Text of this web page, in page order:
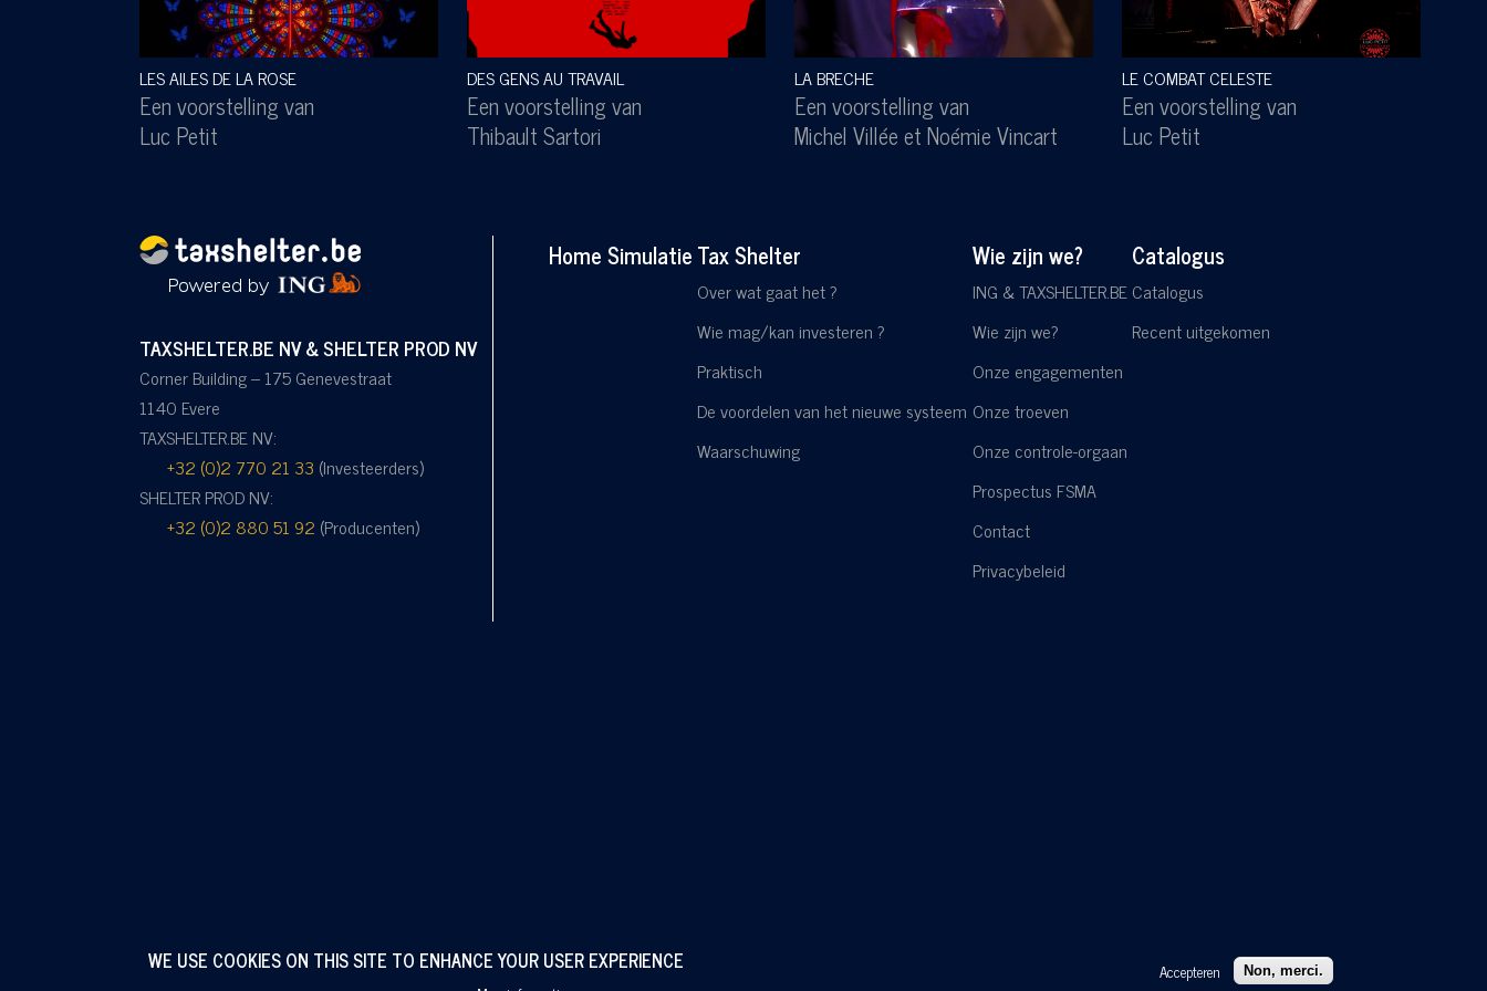
LES AILES DE LA ROSE
Een voorstelling van
Luc Petit
DES GENS AU TRAVAIL
Een voorstelling van
Thibault Sartori
LA BRECHE
Een voorstelling van
Michel VilléeetNoémie Vincart
LE COMBAT CELESTE
Een voorstelling van
Luc Petit
TAXSHELTER.BE NV & SHELTER PROD NV
Corner Building – 175 Genevestraat
1140 Evere
TAXSHELTER.BE NV:
+32 (0)2 770 21 33 (Investeerders)
SHELTER PROD NV:
+32 (0)2 880 51 92 (Producenten)
HomeSimulatieTax Shelter
Over wat gaat het ?
Wie mag/kan investeren ?
Praktisch
De voordelen van het nieuwe systeem
Waarschuwing
Wie zijn we?
ING & TAXSHELTER.BE
Wie zijn we?
Onze engagementen
Onze troeven
Onze controle-orgaan
Prospectus FSMA
Contact
Privacybeleid
Catalogus
Catalogus
Recent uitgekomen
WE USE COOKIES ON THIS SITE TO ENHANCE YOUR USER EXPERIENCE Accepteren Non, merci.